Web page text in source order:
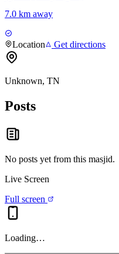
7.0 km away
Location Get directions
Unknown, TN
Posts
No posts yet from this masjid.
Live Screen
Full screen
Loading…